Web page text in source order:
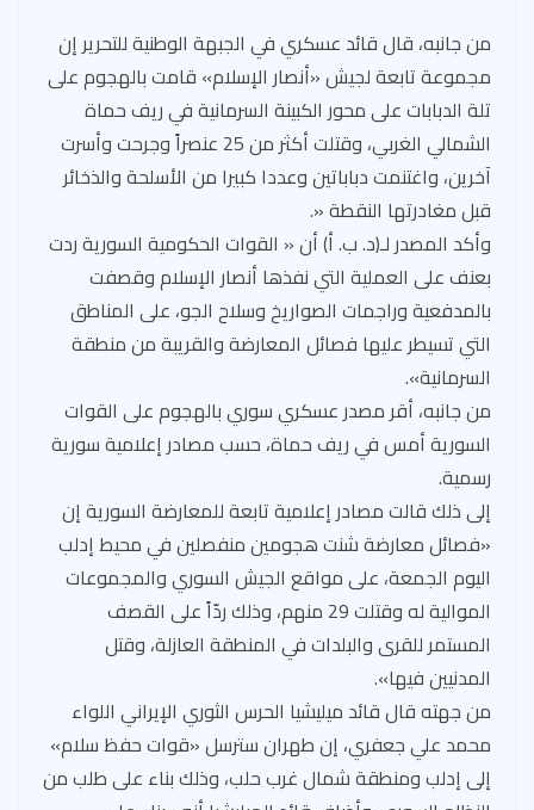
من جانبه، قال قائد عسكري في الجبهة الوطنية للتحرير إن
مجموعة تابعة لجيش «أنصار الإسلام» قامت بالهجوم على
تلة الدبابات على محور الكبينة السرمانية في ريف حماة
الشمالي الغربي، وقتلت أكثر من 25 عنصراً وجرحت وأسرت
آخرين، واغتنمت دباباتين وعددا كبيرا من الأسلحة والذخائر
قبل مغادرتها النقطة «.
وأكد المصدر لـ(د. ب. أ) أن « القوات الحكومية السورية ردت
بعنف على العملية التي نفذها أنصار الإسلام وقصفت
بالمدفعية وراجمات الصواريخ وسلاح الجو، على المناطق
التي تسيطر عليها فصائل المعارضة والقريبة من منطقة
السرمانية».
من جانبه، أقر مصدر عسكري سوري بالهجوم على القوات
السورية أمس في ريف حماة، حسب مصادر إعلامية سورية
رسمية.
إلى ذلك قالت مصادر إعلامية تابعة للمعارضة السورية إن
«فصائل معارضة شنت هجومين منفصلين في محيط إدلب
اليوم الجمعة، على مواقع الجيش السوري والمجموعات
الموالية له وقتلت 29 منهم، وذلك ردّاً على القصف
المستمر للقرى والبلدات في المنطقة العازلة، وقتل
المدنيين فيها».
من جهته قال قائد ميليشيا الحرس الثوري الإيراني اللواء
محمد علي جعفري، إن طهران سترسل «قوات حفظ سلام»
إلى إدلب ومنطقة شمال غرب حلب، وذلك بناء على طلب من